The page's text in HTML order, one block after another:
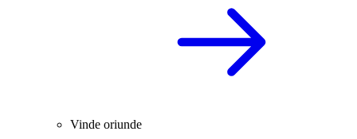
Vinde oriunde